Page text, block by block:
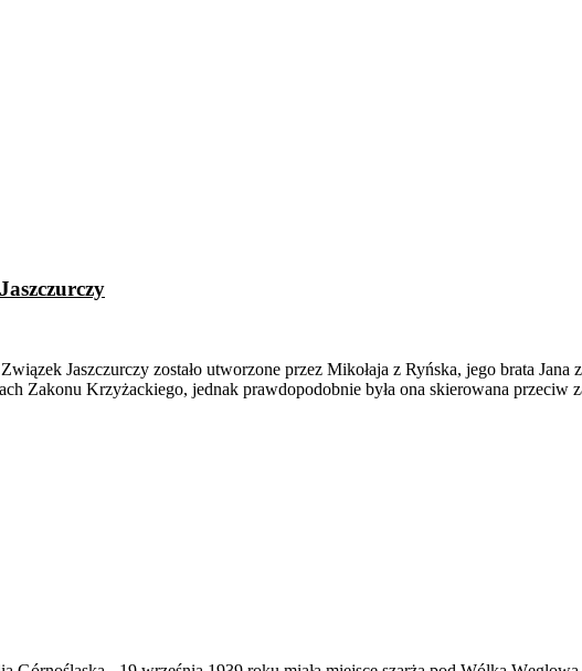
Jaszczurczy zostało utworzone przez Mikołaja z Ryńska, jego brata
Zakonu Krzyżackiego, jednak prawdopodobnie była ona skierowana